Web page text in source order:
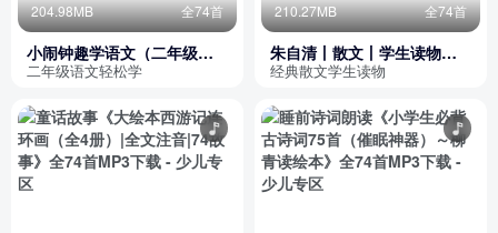
204.98MB 全74首
小闹钟趣学语文（二年级
下）
二年级语文轻松学
210.27MB 全74首
朱自清丨散文丨学生读物丨
文学
经典散文学生读物